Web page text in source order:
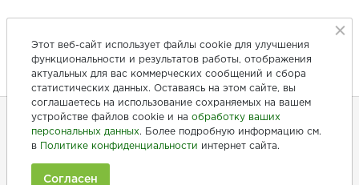
+7 (846) 275-20-10
+7 (902) 375-20-10
Этот веб-сайт использует файлы cookie для улучшения
функциональности и результатов работы, отображения
актуальных для вас коммерческих сообщений и сбора
статистических данных. Оставаясь на этом сайте, вы
соглашаетесь на использование сохраняемых на вашем
устройстве файлов cookie и на обработку ваших
персональных данных. Более подробную информацию см.
в
Политике конфиденциальности интернет сайта.
Согласен